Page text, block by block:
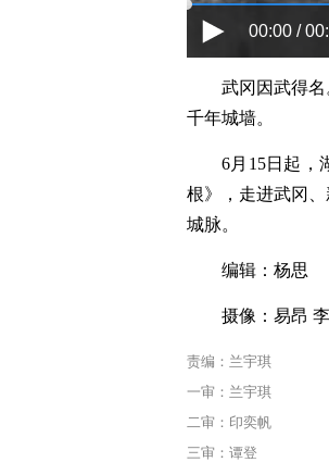
00:00 /
武冈因武得
千年城墙。
6月15日起，
根》，走进武冈
城脉。
编辑：杨思
摄像：易昂
责编：兰宇琪
一审：兰宇琪
二审：印奕帆
三审：谭登